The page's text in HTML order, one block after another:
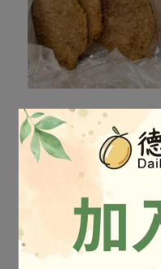
普弘-鐵路肉排 /3000g 純
素
NT$909
NT$1,200
加入購物車